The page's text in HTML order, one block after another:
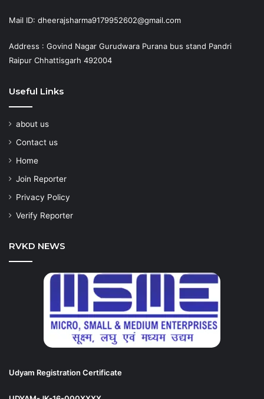
Mail ID: dheerajsharma9179952602@gmail.com
Address : Govind Nagar Gurudwara Purana bus stand Pandri
Raipur Chhattisgarh 492004
Useful Links
about us
Contact us
Home
Join Reporter
Privacy Policy
Verify Reporter
RVKD NEWS
Udyam Registration Certificate